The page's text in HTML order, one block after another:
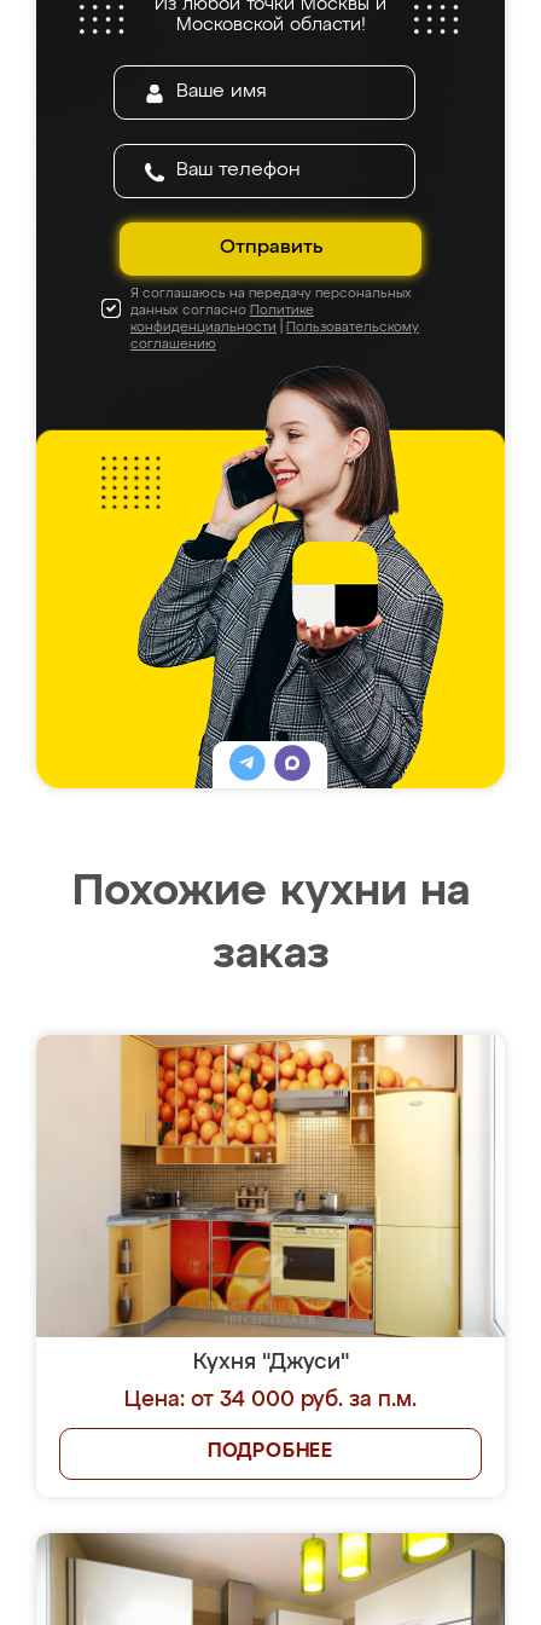
Из любой точки Москвы и
Московской области!
Отправить
Я соглашаюсь на передачу персональных
данных согласно Политике
конфиденциальности
Пользовательскому
соглашению
Похожие кухни на
заказ
Кухня "Джуси"
Цена: от 34 000 руб. за п.м.
ПОДРОБНЕЕ